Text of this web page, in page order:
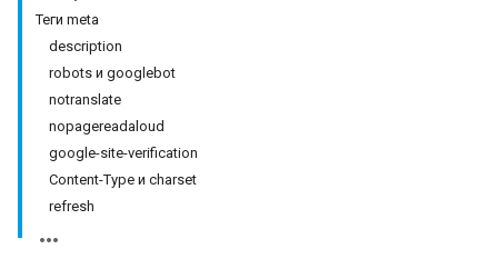
Теги meta
description
robots и googlebot
notranslate
nopagereadaloud
google-site-verification
Content-Type и charset
refresh